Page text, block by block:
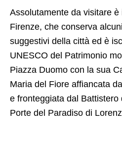
Assolutamente da visitare
Firenze, che conserva
suggestivi della città ed è
UNESCO del Patrimonio
Piazza Duomo con la sua
Maria del Fiore affiancata
e fronteggiata dal
Porte del Paradiso di